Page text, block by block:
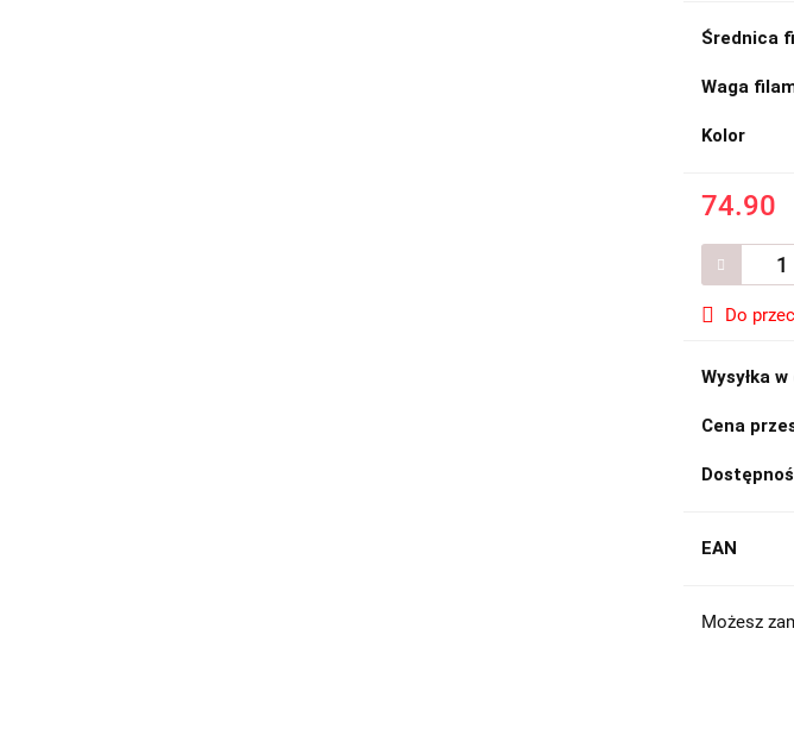
Średnica
Waga
Kolor
74.90
Do
Wysyłka
Cena
EAN
Możesz